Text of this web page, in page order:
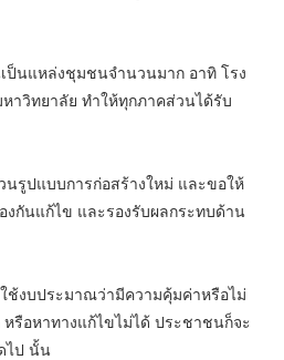
เป็นแหล่งชุมชนจำนวนมาก อาทิ โรง
หาวิทยาลัย ทำให้ทุกภาคส่วนได้รับ
นรูปแบบการก่อสร้างใหม่ และขอให้
งกันแก้ไข และรองรับผลกระทบด้าน
ช้งบประมาณว่ามีความคุ้มค่าหรือไม่
หรือหาทางแก้ไขไม่ได้ ประชาชนก็จะ
ไป นั้น